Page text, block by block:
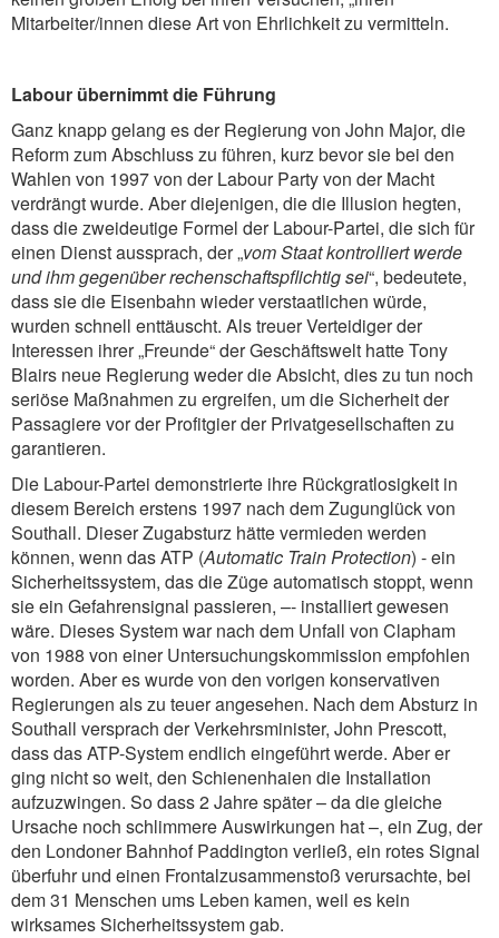
Mitarbeiter/innen diese Art von Ehrlichkeit zu vermitteln.
Labour übernimmt die Führung
Ganz knapp gelang es der Regierung von John Major, die
Reform zum Abschluss zu führen, kurz bevor sie bei den
Wahlen von 1997 von der Labour Party von der Macht
verdrängt wurde. Aber diejenigen, die die Illusion hegten,
dass die zweideutige Formel der Labour-Partei, die sich für
einen Dienst aussprach, der „vom Staat kontrolliert werde
und ihm gegenüber rechenschaftspflichtig sei“, bedeutete,
dass sie die Eisenbahn wieder verstaatlichen würde,
wurden schnell enttäuscht. Als treuer Verteidiger der
Interessen ihrer „Freunde“ der Geschäftswelt hatte Tony
Blairs neue Regierung weder die Absicht, dies zu tun noch
seriöse Maßnahmen zu ergreifen, um die Sicherheit der
Passagiere vor der Profitgier der Privatgesellschaften zu
garantieren.
Die Labour-Partei demonstrierte ihre Rückgratlosigkeit in
diesem Bereich erstens 1997 nach dem Zugunglück von
Southall. Dieser Zugabsturz hätte vermieden werden
können, wenn das ATP (Automatic Train Protection) - ein
Sicherheitssystem, das die Züge automatisch stoppt, wenn
sie ein Gefahrensignal passieren, –- installiert gewesen
wäre. Dieses System war nach dem Unfall von Clapham
von 1988 von einer Untersuchungskommission empfohlen
worden. Aber es wurde von den vorigen konservativen
Regierungen als zu teuer angesehen. Nach dem Absturz in
Southall versprach der Verkehrsminister, John Prescott,
dass das ATP-System endlich eingeführt werde. Aber er
ging nicht so weit, den Schienenhaien die Installation
aufzuzwingen. So dass 2 Jahre später – da die gleiche
Ursache noch schlimmere Auswirkungen hat –, ein Zug, der
den Londoner Bahnhof Paddington verließ, ein rotes Signal
überfuhr und einen Frontalzusammenstoß verursachte, bei
dem 31 Menschen ums Leben kamen, weil es kein
wirksames Sicherheitssystem gab.